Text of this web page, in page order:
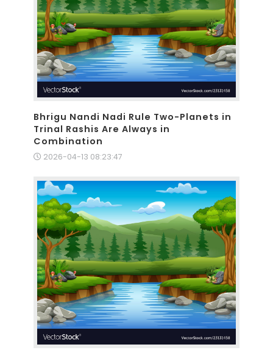
Bhrigu Nandi Nadi Rule Two-Planets in
Trinal Rashis Are Always in
Combination
2026-04-13 08:23:47